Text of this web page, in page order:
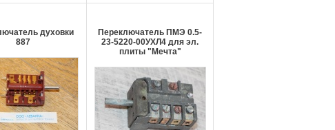
духовки
887
Переключатель ПМЭ 0.5-
23-5220-00УХЛ4 для эл.
плиты "Мечта"